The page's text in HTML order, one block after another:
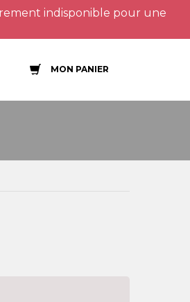
indisponible pour une
MON PANIER